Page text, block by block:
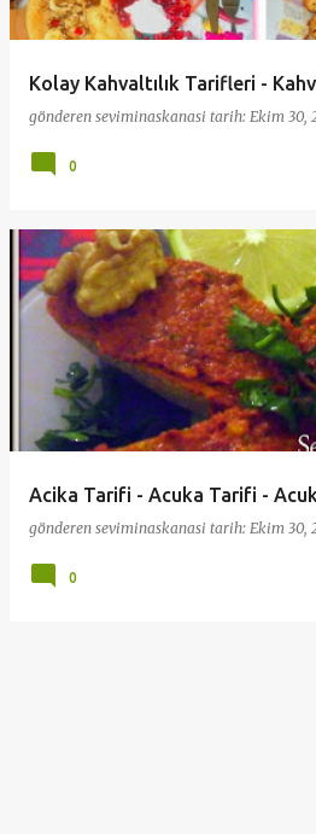
Kolay Kahvaltılık Tarifleri -
gönderen seviminaskanasi tarih: Ekim 30,
0
Acika Tarifi - Acuka Tarifi -
gönderen seviminaskanasi tarih: Ekim 30,
0